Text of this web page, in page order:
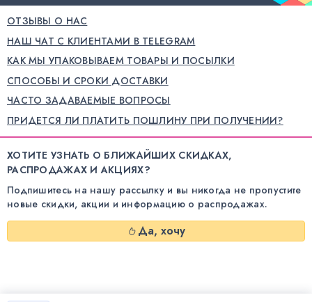
ОТЗЫВЫ О НАС
НАШ ЧАТ С КЛИЕНТАМИ В TELEGRAM
КАК МЫ УПАКОВЫВАЕМ ТОВАРЫ И ПОСЫЛКИ
СПОСОБЫ И СРОКИ ДОСТАВКИ
ЧАСТО ЗАДАВАЕМЫЕ ВОПРОСЫ
ПРИДЕТСЯ ЛИ ПЛАТИТЬ ПОШЛИНУ ПРИ ПОЛУЧЕНИИ?
ХОТИТЕ УЗНАТЬ О БЛИЖАЙШИХ СКИДКАХ,
РАСПРОДАЖАХ И АКЦИЯХ?
Подпишитесь на нашу рассылку и вы никогда не пропустите
новые скидки, акции и информацию о распродажах.
Да, хочу